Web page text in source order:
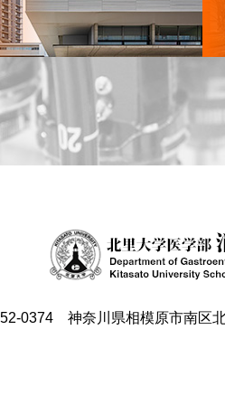
0374 神奈川県相模原市南区